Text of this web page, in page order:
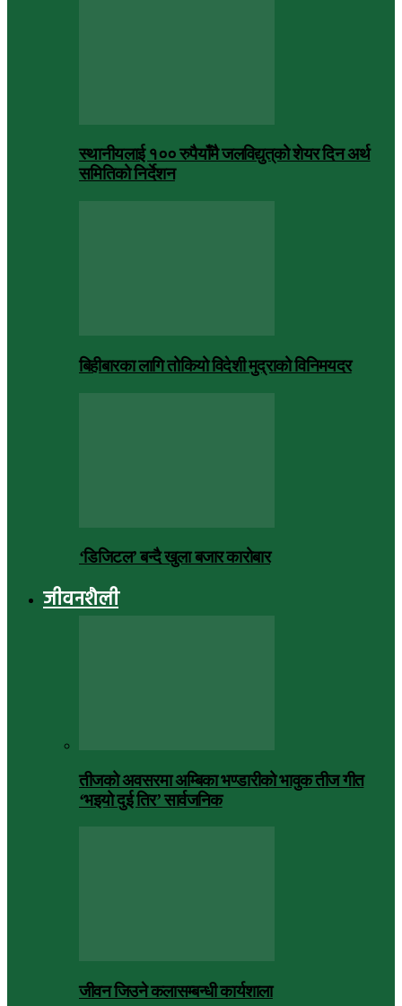
स्थानीयलाई १०० रुपैयाँमै जलविद्युत्‌को शेयर दिन अर्थ
समितिको निर्देशन
बिहीबारका लागि तोकियो विदेशी मुद्राको विनिमयदर
‘डिजिटल’ बन्दै खुला बजार कारोबार
जीवनशैली
तीजको अवसरमा अम्बिका भण्डारीको भावुक तीज गीत
‘भइयो दुई तिर’ सार्वजनिक
जीवन जिउने कलासम्बन्धी कार्यशाला